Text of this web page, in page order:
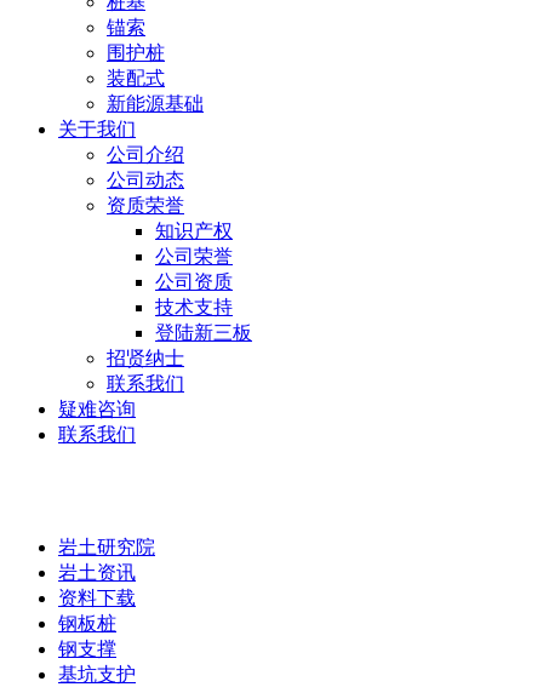
锚索
围护桩
装配式
新能源基础
关于我们
公司介绍
公司动态
资质荣誉
知识产权
公司荣誉
公司资质
技术支持
登陆新三板
招贤纳士
联系我们
疑难咨询
联系我们
岩土研究院
岩土资讯
资料下载
钢板桩
钢支撑
基坑支护